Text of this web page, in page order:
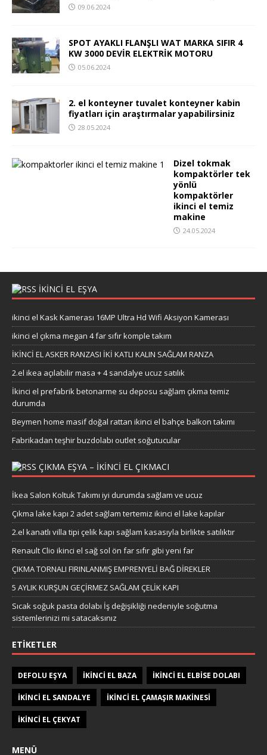
09.06.2024
SPOT AYAKLI FLANŞLI WAT MARKA SIFIR 4
KW 3000 DEVİR ELEKTRİK MOTORU
05.06.2024
2. el konteyner tuvalet konteyner kabin
fiyatları için araştırmalar yapabilirsiniz
28.05.2024
Dizel tokmak
kompaktörler tek
yönlü
kompaktörler
ikinci el temiz
makine
24.05.2024
İKİNCİ EL EŞYA
ikinci el Kask Kamerası 16MP Ultra Hd Wifi Aksiyon Kamerası
ikinci el çıkma megan 4 far sıfır komple takım
İKİNCİ EL ASKER RANZASI İKİ KATLI KALIN SAĞLAM RANZA
2.el ikea açılabilir masa + 4 sandalye ucuz satılık
İkinci el prefabrik betonarme su deposu sağlam çıkma temiz
durumda
Beymen home masif doğal rattan ikinci el bahçe balkon takımı
Fabrikadan teşhir buzdolabı outlet soğutucular
ÇIKMA EŞYA – IKINCI EL ÇIKMACI
İkea Salon Koltuk Takımı iyi durumda sağlam ve ucuz
Çıkma lake kapı 2 adet sağlam tertemiz ikinci el lake kapılar
2.el kanatlı villa tipi çelik kapı sağlam kasasıyla birlikte satılıktır
Renault Clio ikinci el sağ sol ön far sıfır gibi yeni far
ÇIKMA TORNALI FIRINLANMIŞ EMPRENYELİ BAĞ DİREKLER
5 AYLIK KURŞUN GEÇİRMEZ SAĞLAM ÇELİK KAPI
Sıcak soğuk pasta dolabı İş değişikliği nedeniyle soğutma
sistemlerinizi mi satacaksınız
ETIKETLER
DEFOLU EŞYA IKINCI EL BAZA IKINCI EL ELBISE DOLABI
IKINCI EL SANDALYE IKINCI EL ÇAMAŞIR MAKINESI
IKINCI EL ÇEKYAT
MENÜ